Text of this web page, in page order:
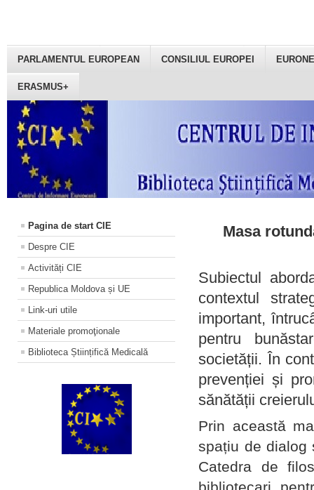
PARLAMENTUL EUROPEAN CONSILIUL EUROPEI
ERASMUS+
Pagina de start CIE
Despre CIE
Activități CIE
Republica Moldova și UE
Link-uri utile
Materiale promoţionale
Biblioteca Științifică Medicală
Masa
Subiectul
contextul
important,
pentru
societății. În
prevenției și
sănătății
Prin această
spațiu de dialog
Catedra de